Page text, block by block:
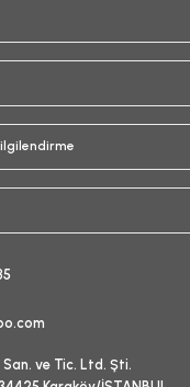
ve Tic. Ltd. Şti.